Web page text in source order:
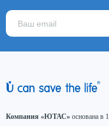
Компания «ЮТАС» основана в